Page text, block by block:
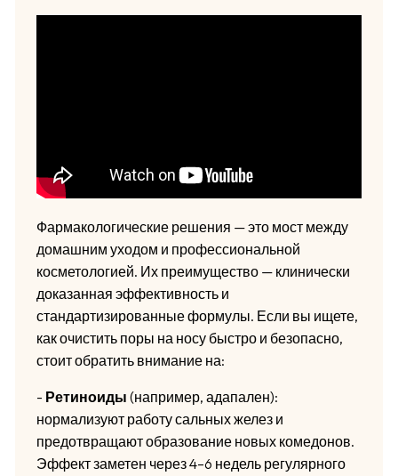
Фармакологические решения — это мост между
домашним уходом и профессиональной
косметологией. Их преимущество — клинически
доказанная эффективность и
стандартизированные формулы. Если вы ищете,
как очистить поры на носу быстро и безопасно,
стоит обратить внимание на:
- Ретиноиды (например, адапален):
нормализуют работу сальных желез и
предотвращают образование новых комедонов.
Эффект заметен через 4–6 недель регулярного